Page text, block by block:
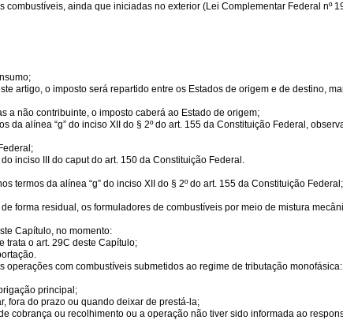
ainda que iniciadas no exterior (Lei Complementar Federal nº
artigo, o imposto será repartido entre os Estados de origem e de destino,
a não contribuinte, o imposto caberá ao Estado de origem;
alínea “g” do inciso XII do § 2º do art. 155 da Constituição Federal,
inciso III do caput do art. 150 da Constituição Federal.
da alínea “g” do inciso XII do § 2º do art. 155 da Constituição Federal;
forma residual, os formuladores de combustíveis por meio de mistura
Capítulo, no momento:
trata o art. 29C deste Capítulo;
com combustíveis submetidos ao regime de tributação monofásica:
principal;
fora do prazo ou quando deixar de prestá-la;
ou recolhimento ou a operação não tiver sido informada ao